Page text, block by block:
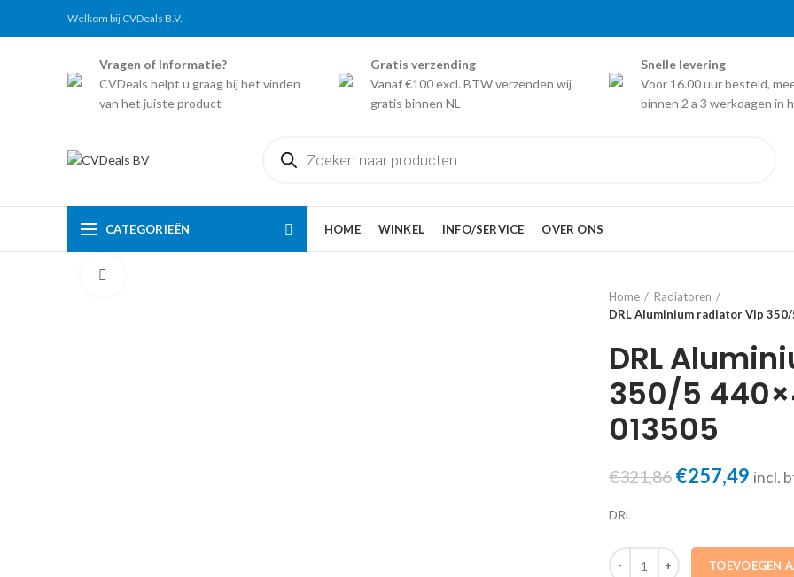
Welkom bij CVDeals B.V.
Vragen of Informatie?
CVDeals helpt u graag bij het vinden
van het juiste product
Gratis verzending
Vanaf €100 excl. BTW verzenden wij
gratis binnen NL
Snelle levering
Voor 16.00 uur besteld,
binnen 2 a 3 werkdagen in
zoeken
CATEGORIEËN HOME WINKEL INFO/SERVICE OVER ONS
Home
Radiatoren
DRL Aluminium radiator Vip
DRL
350/5
013505
€321,86
€321,86.
€257,49 incl.
DRL
DRL Aluminium radiator Vip 350/
TOEVOEGEN